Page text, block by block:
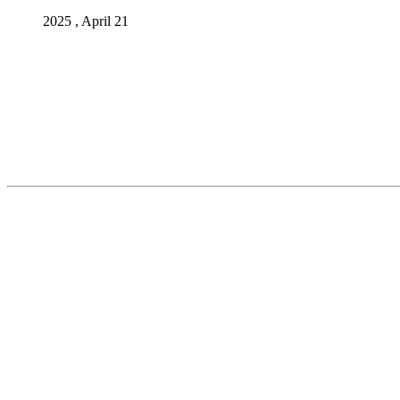
2025 , April 21